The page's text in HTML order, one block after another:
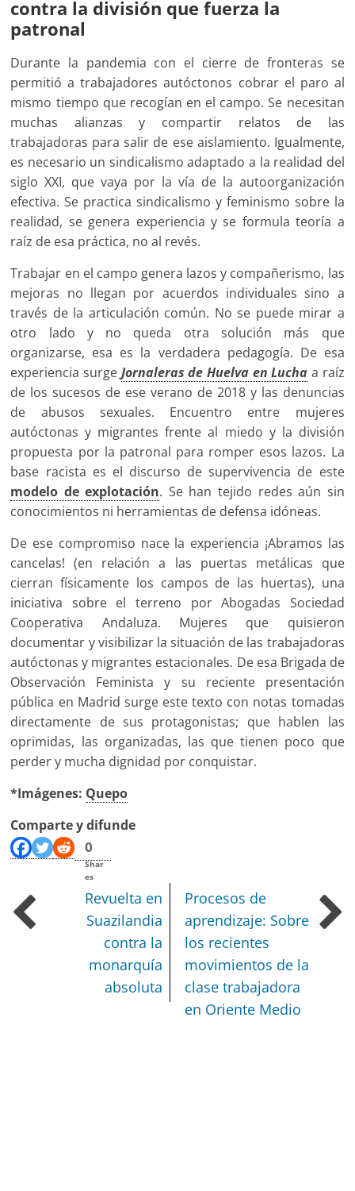
contra la división que fuerza la
patronal
Durante la pandemia con el cierre de fronteras se
permitió a trabajadores autóctonos cobrar el paro al
mismo tiempo que recogían en el campo. Se necesitan
muchas alianzas y compartir relatos de las
trabajadoras para salir de ese aislamiento. Igualmente,
es necesario un sindicalismo adaptado a la realidad del
siglo XXI, que vaya por la vía de la autoorganización
efectiva. Se practica sindicalismo y feminismo sobre la
realidad, se genera experiencia y se formula teoría a
raíz de esa práctica, no al revés.
Trabajar en el campo genera lazos y compañerismo, las
mejoras no llegan por acuerdos individuales sino a
través de la articulación común. No se puede mirar a
otro lado y no queda otra solución más que
organizarse, esa es la verdadera pedagogía. De esa
experiencia surge Jornaleras de Huelva en Lucha a raíz
de los sucesos de ese verano de 2018 y las denuncias
de abusos sexuales. Encuentro entre mujeres
autóctonas y migrantes frente al miedo y la división
propuesta por la patronal para romper esos lazos. La
base racista es el discurso de supervivencia de este
modelo de explotación. Se han tejido redes aún sin
conocimientos ni herramientas de defensa idóneas.
De ese compromiso nace la experiencia ¡Abramos las
cancelas! (en relación a las puertas metálicas que
cierran físicamente los campos de las huertas), una
iniciativa sobre el terreno por Abogadas Sociedad
Cooperativa Andaluza. Mujeres que quisieron
documentar y visibilizar la situación de las trabajadoras
autóctonas y migrantes estacionales. De esa Brigada de
Observación Feminista y su reciente presentación
pública en Madrid surge este texto con notas tomadas
directamente de sus protagonistas; que hablen las
oprimidas, las organizadas, las que tienen poco que
perder y mucha dignidad por conquistar.
*Imágenes: Quepo
Comparte y difunde
0
Shar
es
Revuelta en
Suazilandia
contra la
monarquía
absoluta
Procesos de
aprendizaje: Sobre
los recientes
movimientos de la
clase trabajadora
en Oriente Medio